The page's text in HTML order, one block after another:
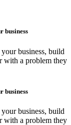
business
business, build
with a problem they
business
business, build
with a problem they